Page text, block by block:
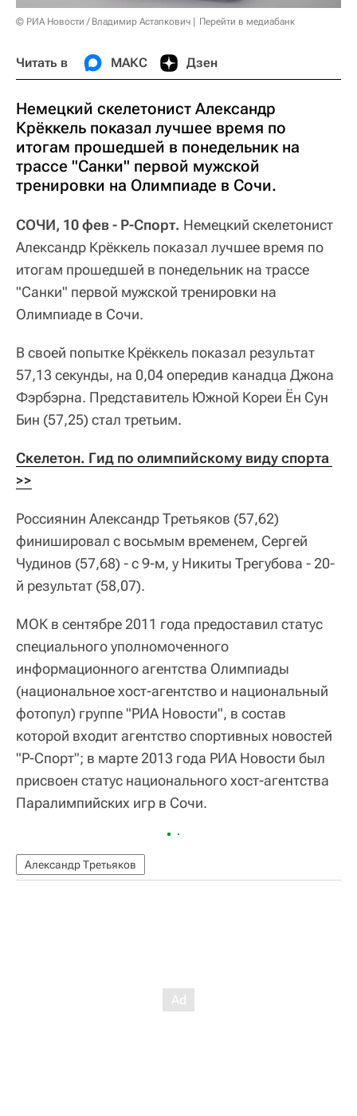
© РИА Новости / Владимир Астапкович Перейти в медиабанк
Читать в МАКС Дзен
Немецкий скелетонист Александр
Крёккель показал лучшее время по
итогам прошедшей в понедельник на
трассе "Санки" первой мужской
тренировки на Олимпиаде в Сочи.
СОЧИ, 10 фев - Р-Спорт. Немецкий скелетонист
Александр Крёккель показал лучшее время по
итогам прошедшей в понедельник на трассе
"Санки" первой мужской тренировки на
Олимпиаде в Сочи.
В своей попытке Крёккель показал результат
57,13 секунды, на 0,04 опередив канадца Джона
Фэрбэрна. Представитель Южной Кореи Ён Сун
Бин (57,25) стал третьим.
Скелетон. Гид по олимпийскому виду спорта
>>
Россиянин Александр Третьяков (57,62)
финишировал с восьмым временем, Сергей
Чудинов (57,68) - с 9-м, у Никиты Трегубова - 20-
й результат (58,07).
МОК в сентябре 2011 года предоставил статус
специального уполномоченного
информационного агентства Олимпиады
(национальное хост-агентство и национальный
фотопул) группе "РИА Новости", в состав
которой входит агентство спортивных новостей
"Р-Спорт"; в марте 2013 года РИА Новости был
присвоен статус национального хост-агентства
Паралимпийских игр в Сочи.
Александр Третьяков